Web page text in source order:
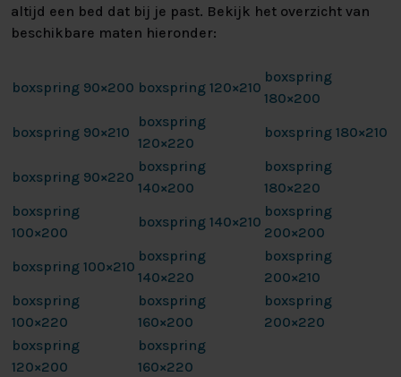
altijd een bed dat bij je past. Bekijk het overzicht van
beschikbare maten hieronder:
boxspring 90×200 boxspring 120×210
boxspring
180×200
boxspring 90×210
boxspring
120×220
boxspring 180×210
boxspring 90×220
boxspring
140×200
boxspring
180×220
boxspring
100×200
boxspring 140×210
boxspring
200×200
boxspring 100×210
boxspring
140×220
boxspring
200×210
boxspring
100×220
boxspring
160×200
boxspring
200×220
boxspring
120×200
boxspring
160×220